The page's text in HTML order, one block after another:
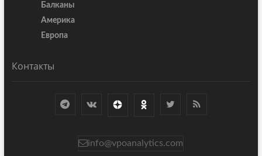
Балканы
Америка
Европа
Контакты
info@vpoanalytics.com